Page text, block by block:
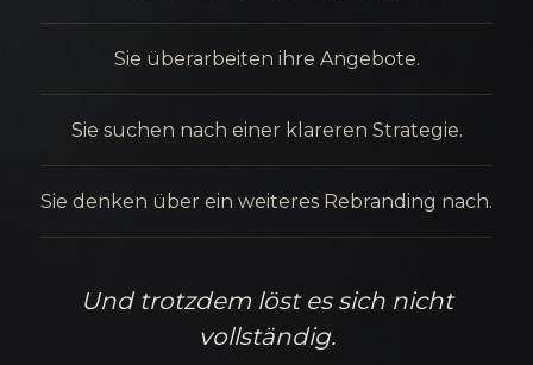
Sie überarbeiten ihre Angebote.
Sie suchen nach einer klareren Strategie.
Sie denken über ein weiteres Rebranding nach.
Und trotzdem löst es sich nicht
vollständig.